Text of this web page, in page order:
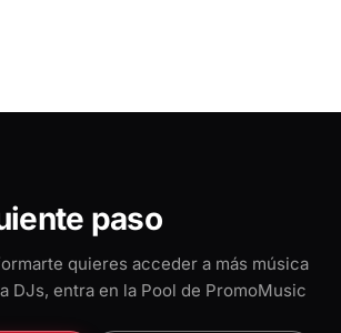
paso
quieres acceder a más música
DJs, entra en la Pool de PromoMusic